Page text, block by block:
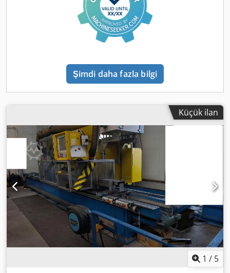
machining center Clamping table for 4th and 5th axis
(swivel 120° right/left at 50 rpm, and rotary function with
faceplate Ø 280 mm at 200 rpm) Maximum workpiece size:
940 x 650 mm for/on table Equipped with chip conveyor,
system by Bürener with paper band filter, band width 700
mm; year of manufacture 2009 Both control cabinets
equipped with Rittal cooling units Various accessories, e.g.
others, can be offered exclusively. ID.
Şimdi daha fazla bilgi
Küçük ilan
1 / 5